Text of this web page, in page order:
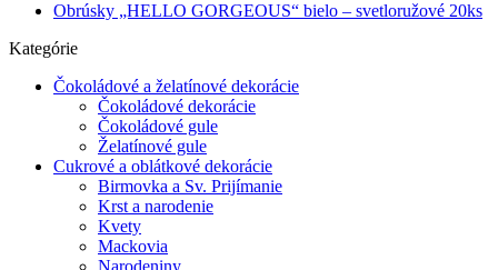
Obrúsky „HELLO GORGEOUS“ bielo – svetloružové 20ks
Kategórie
Čokoládové a želatínové dekorácie
Čokoládové dekorácie
Čokoládové gule
Želatínové gule
Cukrové a oblátkové dekorácie
Birmovka a Sv. Prijímanie
Krst a narodenie
Kvety
Mackovia
Narodeniny